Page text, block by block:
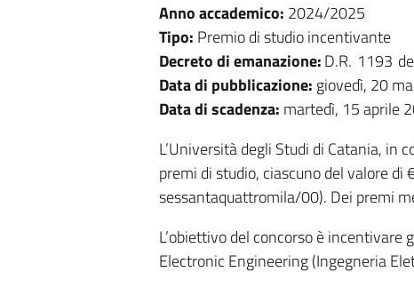
Anno accademico: 2024/2025
Tipo: Premio di studio incentivante
Decreto di emanazione:D.R. 1193
Data di pubblicazione: giovedì, 20
Data di scadenza: martedì, 15 aprile
L’Università degli Studi di Catania, in
premi di studio, ciascuno del valore
sessantaquattromila/00). Dei premi
L’obiettivo del concorso è
Electronic Engineering (Ingegneria